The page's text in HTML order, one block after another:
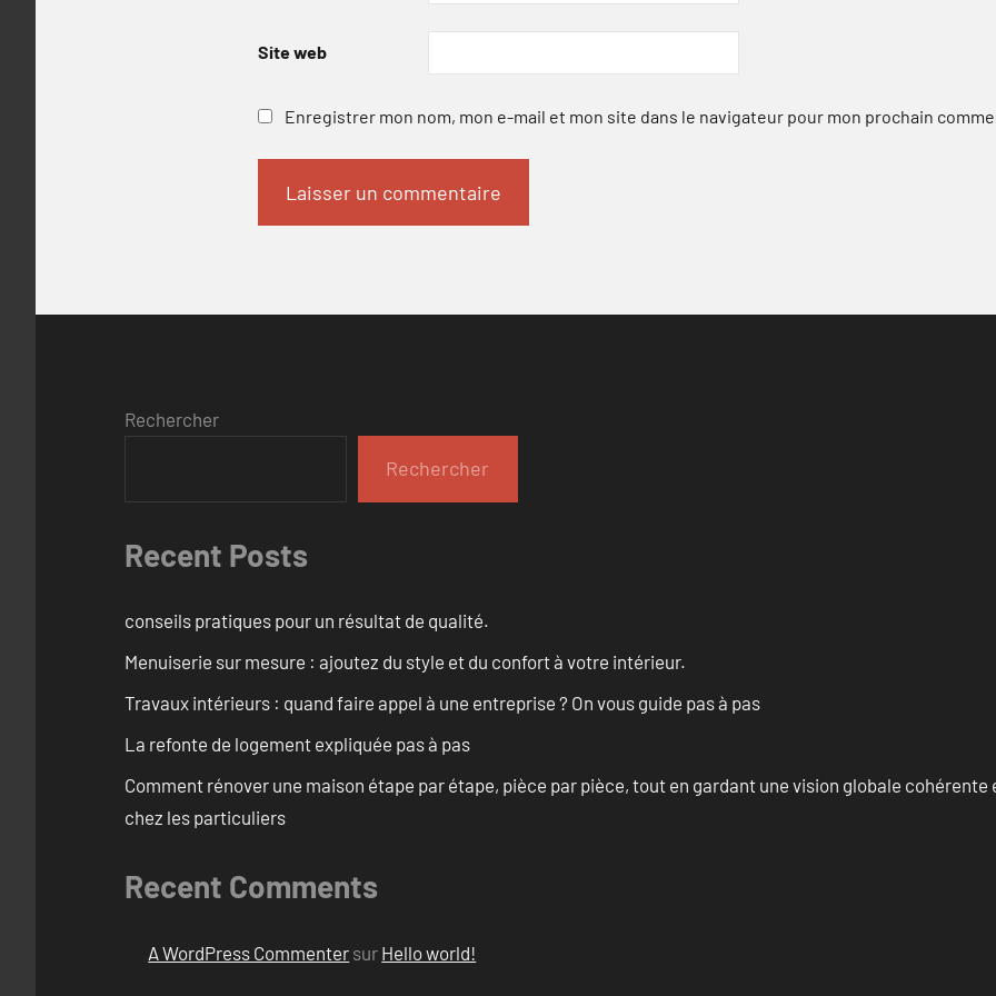
Site web
Enregistrer mon nom, mon e-mail et mon site dans le navigateur pour mon prochain
Rechercher
Rechercher
Recent Posts
conseils pratiques pour un résultat de qualité.
Menuiserie sur mesure : ajoutez du style et du confort à votre intérieur.
Travaux intérieurs : quand faire appel à une entreprise ? On vous guide pas à pas
La refonte de logement expliquée pas à pas
Comment rénover une maison étape par étape, pièce par pièce, tout en gardant une vision globale
chez les particuliers
Recent Comments
A WordPress Commenter sur Hello world!